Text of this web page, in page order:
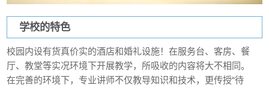
学校的特色
校园内设有货真价实的酒店和婚礼设施！在服务台、客房、餐
厅、教堂等实况环境下开展教学，所吸收的内容将大不相同。
在完善的环境下，专业讲师不仅教导知识和技术，更传授“待